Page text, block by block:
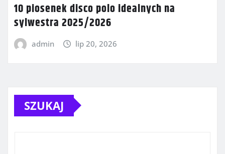
10 piosenek disco polo idealnych na
sylwestra 2025/2026
admin lip 20, 2026
SZUKAJ